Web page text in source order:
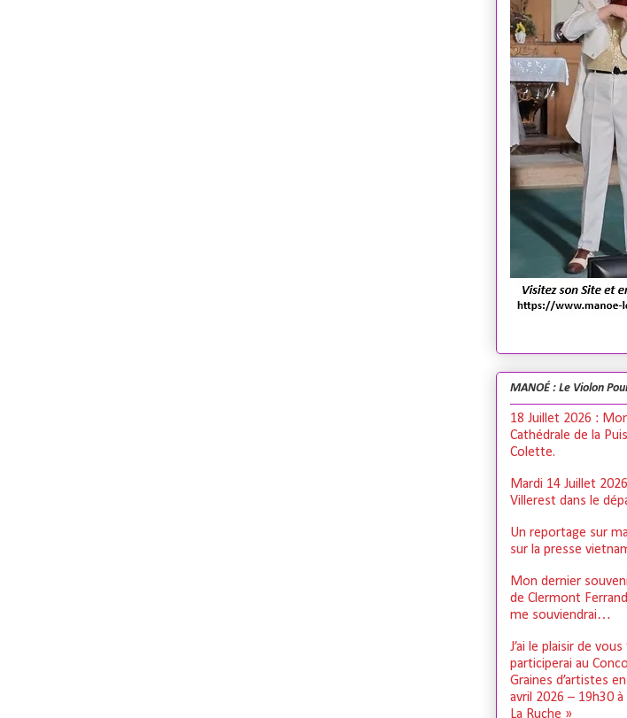
MANOÉ : Le Violon
18 Juillet 2026 :
Cathédrale de la
Colette.
Mardi 14 Juillet
Villerest dans le
Un reportage sur
sur la presse
Mon dernier
de Clermont
me souviendrai…
J’ai le plaisir de
participerai au
Graines d’artistes
avril 2026 – 19h30
La Ruche »